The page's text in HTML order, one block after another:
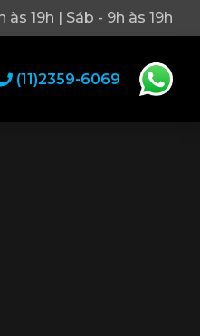
às 19h | Sáb - 9h às 19h
(11)2359-6069